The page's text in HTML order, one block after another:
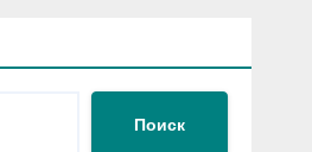
Поиск